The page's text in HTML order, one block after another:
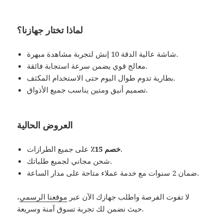
لماذا تختار جهازنا؟
شاشة عالية الدقة 10 إنش لتجربة مشاهدة مبهرة.
معالج قوي يضمن سرعة استجابة فائقة.
بطارية تدوم طوال اليوم حتى الاستخدام المكثف.
تصميم أنيق ومتين يناسب جميع الأذواق.
العروض الحالية
خصم 15٪على جميع الطرازات.
شحن مجاني لجميع طلباتك.
ضمان 2 سنوات مع خدمة عملاء متاحة على مدار الساعة.
لا تفوت الفرصة واطلب جهازك الآن عبر موقعنا الرسمي،
حيث نضمن لك تجربة تسوق آمنة وسريعة.